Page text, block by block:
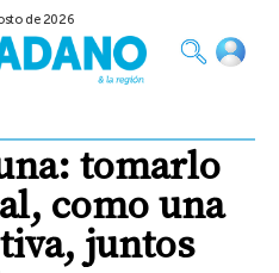
de 2026
tomarlo
como una
juntos